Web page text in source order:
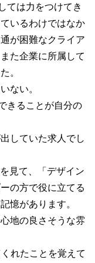
ては力をつけてき
いるわけではなか
が困難なクライア
た企業に所属して
。
ない。
きることが自分の
していた求人でし
見て、「デザイン
の方で役に立てる
憶があります。
地の良さそうな雰
れたことを覚えて